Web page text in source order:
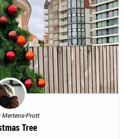
Mertens-Prott
Tree